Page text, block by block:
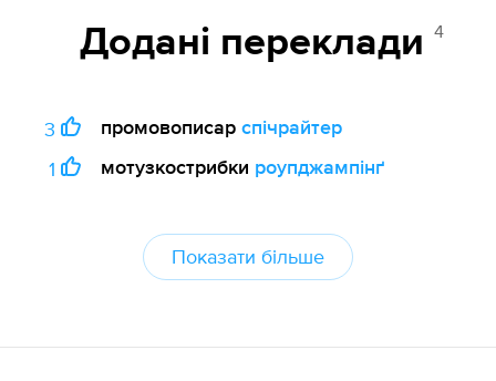
Додані переклади 4
3 промовописар спічрайтер
1
мотузкострибки роупджампінґ
Показати більше